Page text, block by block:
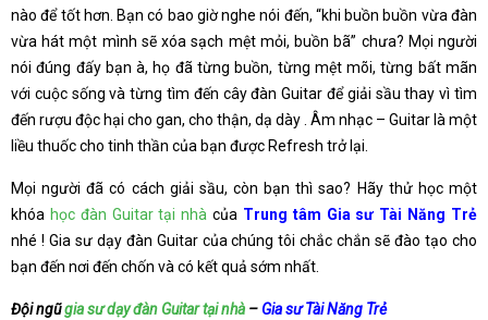
nào để tốt hơn. Bạn có bao giờ nghe nói đến, “khi buồn buồn vừa đàn
vừa hát một mình sẽ xóa sạch mệt mỏi, buồn bã” chưa? Mọi người
nói đúng đấy bạn à, họ đã từng buồn, từng mệt mõi, từng bất mãn
với cuộc sống và từng tìm đến cây đàn Guitar để giải sầu thay vì tìm
đến rượu độc hại cho gan, cho thận, dạ dày . Âm nhạc – Guitar là một
liều thuốc cho tinh thần của bạn được Refresh trở lại.
Mọi người đã có cách giải sầu, còn bạn thì sao? Hãy thử học một
khóa học đàn Guitar tại nhà của Trung tâm Gia sư Tài Năng Trẻ
nhé ! Gia sư dạy đàn Guitar của chúng tôi chắc chắn sẽ đào tạo cho
bạn đến nơi đến chốn và có kết quả sớm nhất.
Đội ngũgia sư dạy đàn Guitar tại nhà – Gia sư Tài Năng Trẻ